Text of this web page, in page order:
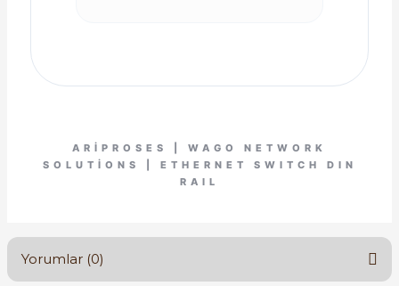
ARIPROSES | WAGO NETWORK
SOLUTIONS | ETHERNET SWITCH DIN
RAIL
Yorumlar (0)